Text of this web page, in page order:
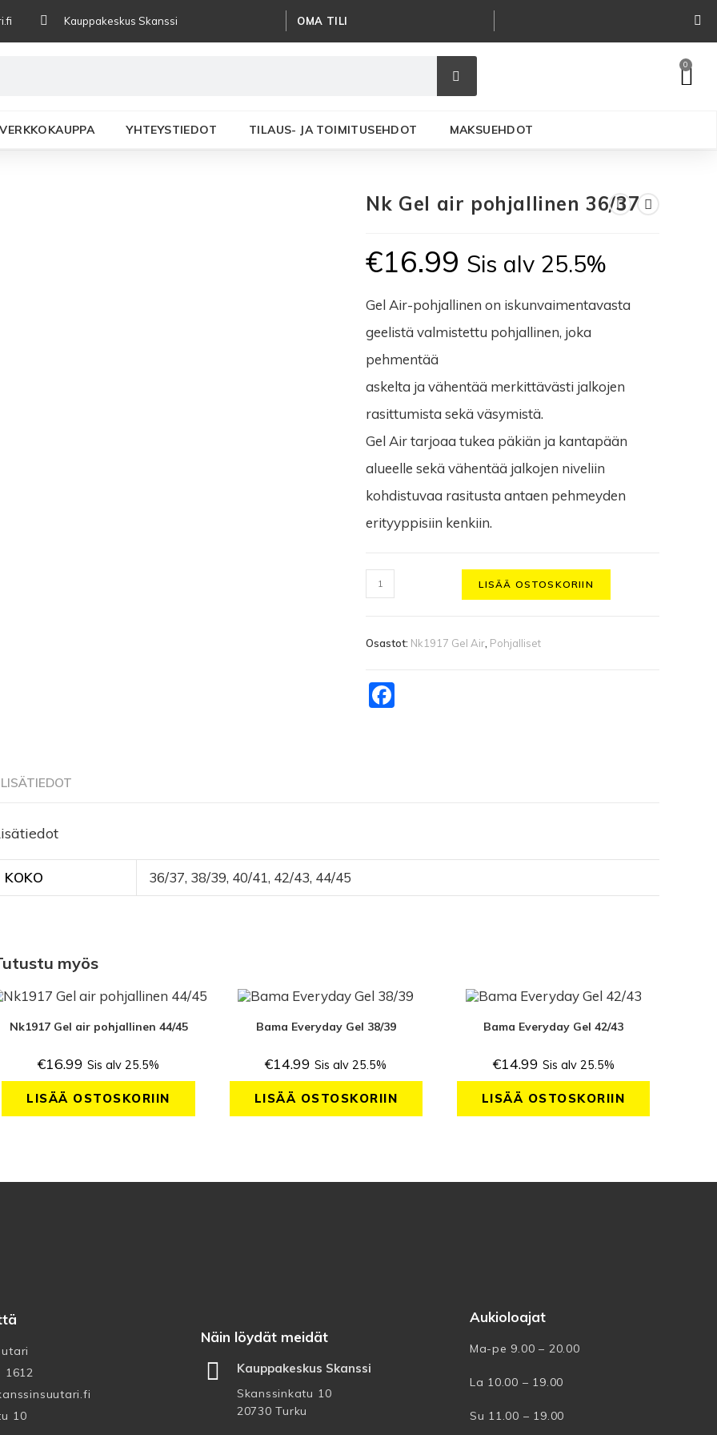
Kauppakeskus Skanssi OMA TILI
0
VERKKOKAUPPA YHTEYSTIEDOT TILAUS- JA TOIMITUSEHDOT MAKSUEHDOT
Nk Gel air pohjallinen 36/37
€16.99 Sis alv 25.5%
Gel Air-pohjallinen on iskunvaimentavasta
geelistä valmistettu pohjallinen, joka
pehmentää
askelta ja vähentää merkittävästi jalkojen
rasittumista sekä väsymistä.
Gel Air tarjoaa tukea päkiän ja kantapään
alueelle sekä vähentää jalkojen niveliin
kohdistuvaa rasitusta antaen pehmeyden
erityyppisiin kenkiin.
LISÄÄ OSTOSKORIIN
Osastot: Nk1917 Gel Air Pohjalliset
LISÄTIEDOT
KOKO 36/37, 38/39, 40/41, 42/43, 44/45
myös
Nk1917 Gel air pohjallinen 44/45
€16.99 Sis alv 25.5%
LISÄÄ OSTOSKORIIN
Bama Everyday Gel 38/39
€14.99 Sis alv 25.5%
LISÄÄ OSTOSKORIIN
Bama Everyday Gel 42/43
€14.99 Sis alv 25.5%
LISÄÄ OSTOSKORIIN
1612
10
Näin löydät meidät
Kauppakeskus Skanssi
Skanssinkatu 10
20730 Turku
Aukioloajat
Ma-pe 9.00 – 20.00
La 10.00 – 19.00
Su 11.00 – 19.00